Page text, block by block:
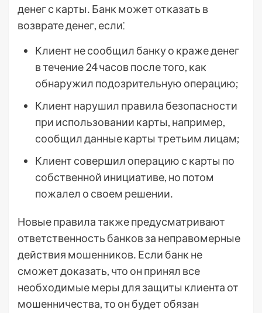
денег с карты․ Банк может отказать в
возврате денег, если⁚
Клиент не сообщил банку о краже денег
в течение 24 часов после того, как
обнаружил подозрительную операцию;
Клиент нарушил правила безопасности
при использовании карты, например,
сообщил данные карты третьим лицам;
Клиент совершил операцию с карты по
собственной инициативе, но потом
пожалел о своем решении․
Новые правила также предусматривают
ответственность банков за неправомерные
действия мошенников․ Если банк не
сможет доказать, что он принял все
необходимые меры для защиты клиента от
мошенничества, то он будет обязан